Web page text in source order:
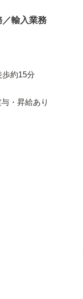
輸入業務
歩約15分
・昇給あり